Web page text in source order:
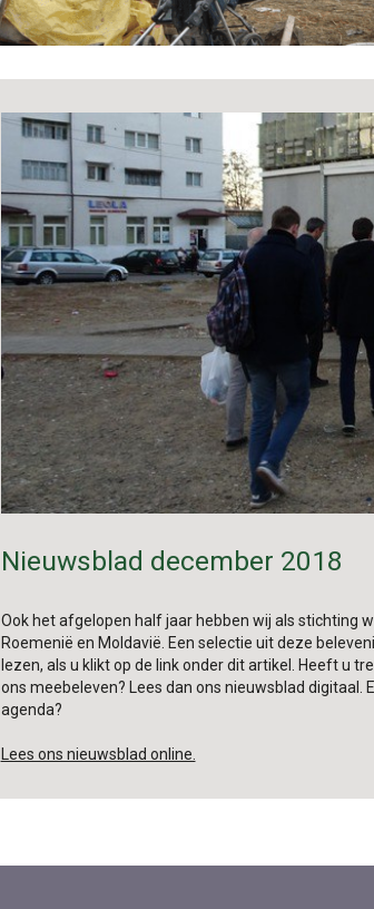
Nieuwsblad december 2018
Ook het afgelopen half jaar hebben wij als stichting
Roemenië en Moldavië. Een selectie uit deze
lezen, als u klikt op de link onder dit artikel. Heeft u
ons meebeleven? Lees dan ons nieuwsblad digitaal.
agenda?
Lees ons nieuwsblad online.